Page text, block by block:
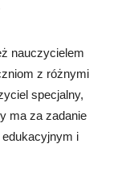
nauczycielem
z różnymi
specjalny,
ma za zadanie
i